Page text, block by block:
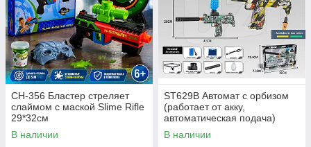
CH-356 Бластер стреляет
слаймом с маской Slime Rifle
29*32см
В наличии
ST629B Автомат с орбизом
(работает от акку,
автоматическая подача)
30х19см
В наличии